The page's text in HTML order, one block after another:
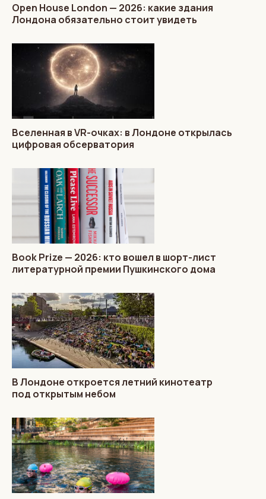
Open House London — 2026: какие здания
Лондона обязательно стоит увидеть
Вселенная в VR-очках: в Лондоне открылась
цифровая обсерватория
Book Prize — 2026: кто вошел в шорт-лист
литературной премии Пушкинского дома
В Лондоне откроется летний кинотеатр
под открытым небом